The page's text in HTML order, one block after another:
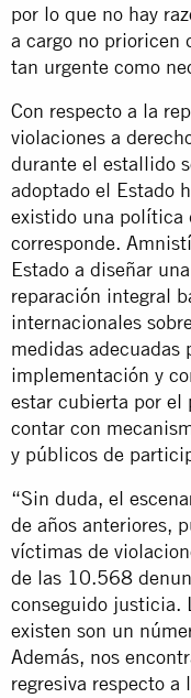
por lo que no hay
a cargo no prioricen
tan urgente como
Con respecto a la
violaciones a
durante el estallido
adoptado el Estado
existido una política
corresponde.
Estado a diseñar
reparación integral
internacionales
medidas adecuadas
implementación y
estar cubierta por el
contar con
y públicos de
“Sin duda, el
de años anteriores,
víctimas de
de las 10.568
conseguido justicia.
existen son un
Además, nos
regresiva respecto a